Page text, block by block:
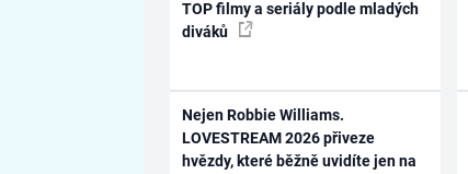
TOP filmy a seriály podle mladých
diváků
Nejen Robbie Williams.
LOVESTREAM 2026 přiveze
hvězdy, které běžně uvidíte jen na